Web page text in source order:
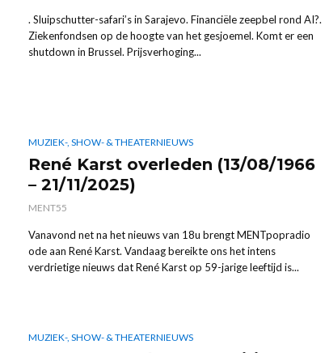
. Sluipschutter-safari’s in Sarajevo. Financiële zeepbel rond AI?.
Ziekenfondsen op de hoogte van het gesjoemel. Komt er een
shutdown in Brussel. Prijsverhoging...
MUZIEK-, SHOW- & THEATERNIEUWS
René Karst overleden (13/08/1966
– 21/11/2025)
MENT55
Vanavond net na het nieuws van 18u brengt MENTpopradio
ode aan René Karst. Vandaag bereikte ons het intens
verdrietige nieuws dat René Karst op 59-jarige leeftijd is...
MUZIEK-, SHOW- & THEATERNIEUWS